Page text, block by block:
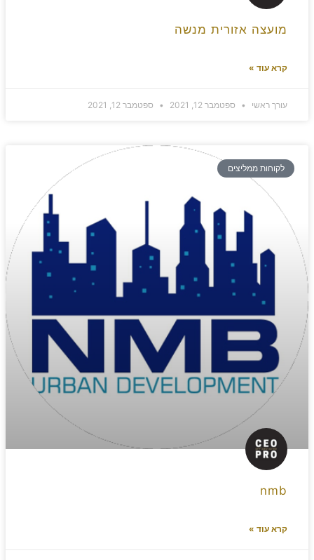
מועצה אזורית מנשה
קרא עוד »
עורך ראשי ספטמבר 12, 2021 ספטמבר 12, 2021
לקוחות ממליצים
nmb
קרא עוד »